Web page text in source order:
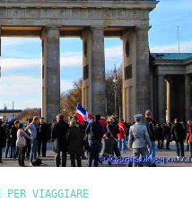
VIAGGIARE